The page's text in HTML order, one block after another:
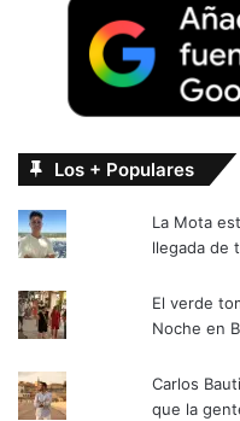
Los + Populares
La Mota
llegada de
El verde
Noche en
Carlos
que la